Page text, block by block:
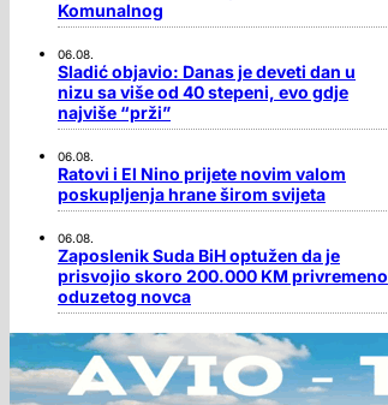
Komunalnog
06.08.
Sladić objavio: Danas je deveti dan u
nizu sa više od 40 stepeni, evo gdje
najviše “prži”
06.08.
Ratovi i El Nino prijete novim valom
poskupljenja hrane širom svijeta
06.08.
Zaposlenik Suda BiH optužen da je
prisvojio skoro 200.000 KM privremeno
oduzetog novca